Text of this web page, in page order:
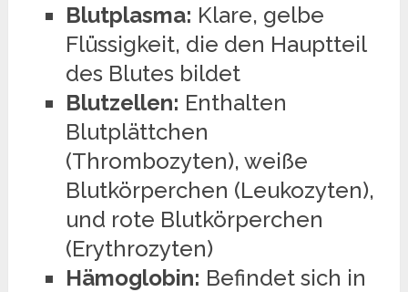
Blutplasma: Klare, gelbe
Flüssigkeit, die den Hauptteil
des Blutes bildet
Blutzellen: Enthalten
Blutplättchen
(Thrombozyten), weiße
Blutkörperchen (Leukozyten),
und rote Blutkörperchen
(Erythrozyten)
Hämoglobin: Befindet sich in